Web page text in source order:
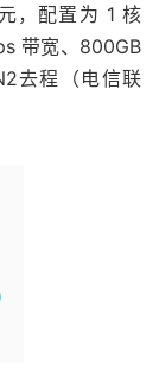
，配置为 1 核
带宽、800GB
去程（电信联